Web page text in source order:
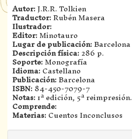
Autor:J.R.R. Tolkien
Traductor:Rubén Masera
Ilustrador:
Editor:Minotauro
Lugar de publicación:Barcelona
Descripción física:286 p.
Soporte:Monografía
Idioma:Castellano
Publicación:Barcelona
ISBN:84-450-7079-7
Notas:1ª edición, 5ª reimpresión.
Comprende:
Materias:Cuentos Inconclusos